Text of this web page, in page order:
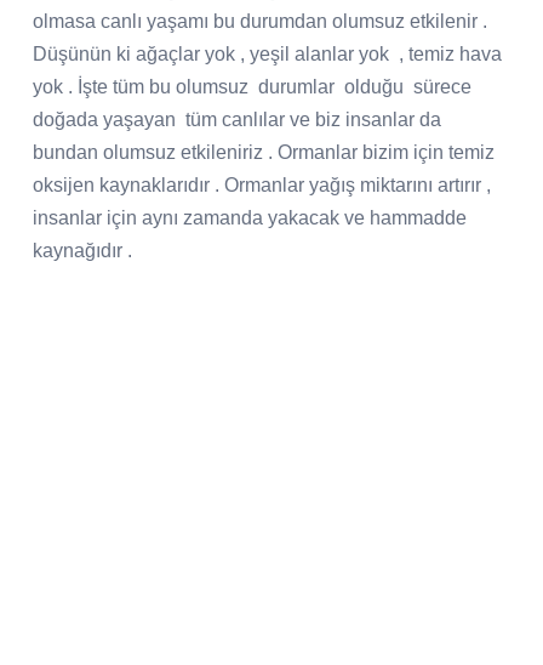
olmasa canlı yaşamı bu durumdan olumsuz etkilenir .
Düşünün ki ağaçlar yok , yeşil alanlar yok , temiz hava
yok . İşte tüm bu olumsuz durumlar olduğu sürece
doğada yaşayan tüm canlılar ve biz insanlar da
bundan olumsuz etkileniriz . Ormanlar bizim için temiz
oksijen kaynaklarıdır . Ormanlar yağış miktarını artırır ,
insanlar için aynı zamanda yakacak ve hammadde
kaynağıdır .